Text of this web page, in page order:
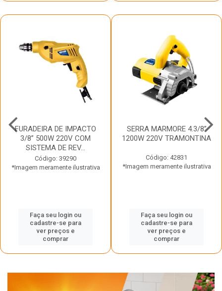
FURADEIRA DE IMPACTO
3/8” 500W 220V COM
SISTEMA DE REV...
Código: 39290
*Imagem meramente ilustrativa
Faça seu login ou
cadastre-se para
ver preços e
comprar
SERRA MARMORE 4.3/8”
1200W 220V TRAMONTINA
Código: 42831
*Imagem meramente ilustrativa
Faça seu login ou
cadastre-se para
ver preços e
comprar